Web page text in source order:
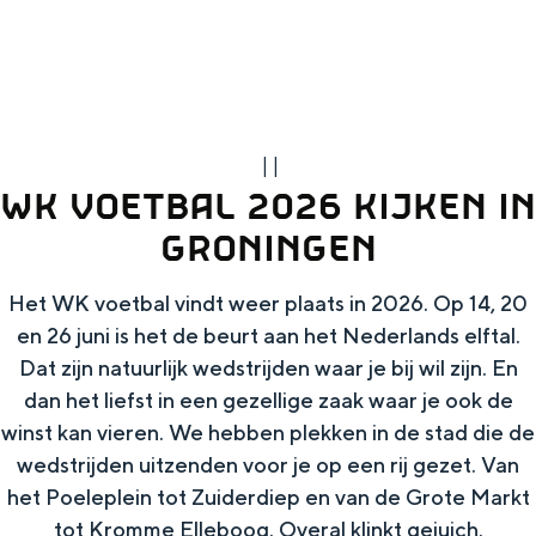
DIT IS GRONINGEN
Top 10
bezienswaardigheden
| |
WK VOETBAL 2026 KIJKEN IN
GRONINGEN
Het WK voetbal vindt weer plaats in 2026. Op 14, 20
en 26 juni is het de beurt aan het Nederlands elftal.
Dat zijn natuurlijk wedstrijden waar je bij wil zijn. En
dan het liefst in een gezellige zaak waar je ook de
winst kan vieren. We hebben plekken in de stad die de
wedstrijden uitzenden voor je op een rij gezet. Van
het Poeleplein tot Zuiderdiep en van de Grote Markt
tot Kromme Elleboog. Overal klinkt gejuich.